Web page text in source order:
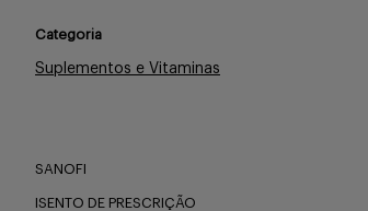
Categoria
Suplementos e Vitaminas
SANOFI
ISENTO DE PRESCRIÇÃO